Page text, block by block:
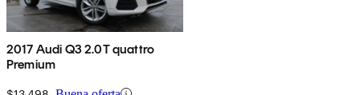
2017 Audi Q3 2.0T quattro
Premium